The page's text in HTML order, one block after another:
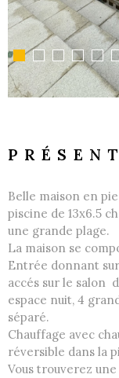
Belle maison en
piscine de 13x6.5
une grande plage.
La maison se
Entrée donnant
accés sur le salon
espace nuit, 4
séparé.
Chauffage avec
réversible dans la
Vous trouverez